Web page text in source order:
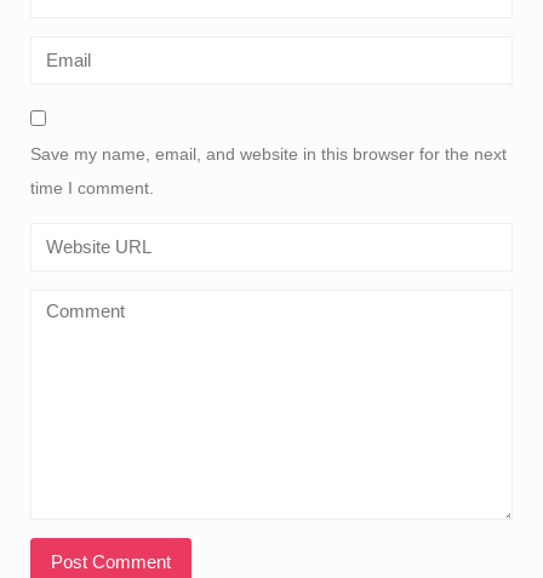
Save my name, email, and website in this browser for the next
time I comment.